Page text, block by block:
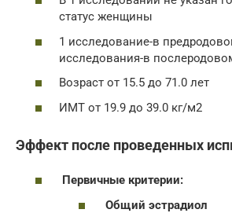
статус женщины
1 исследование-в
исследования-в
Возраст от 15.5 до 71.0 лет
ИМТ от 19.9 до 39.0 кг/м2
Эффект после проведенных
Первичные критерии:
Общий эстрадиол